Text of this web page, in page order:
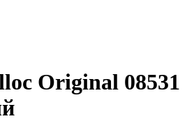
Original 08531